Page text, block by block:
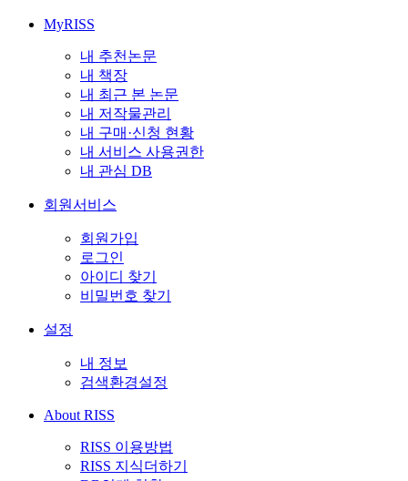
MyRISS
내 추천논문
내 책장
내 최근 본 논문
내 저작물관리
내 구매·신청 현황
내 서비스 사용권한
내 관심 DB
회원서비스
회원가입
로그인
아이디 찾기
비밀번호 찾기
설정
내 정보
검색환경설정
About RISS
RISS 이용방법
RISS 지식더하기